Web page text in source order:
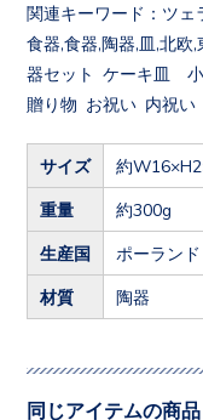
関連キーワード：ツェ
食器,食器,陶器,皿,北欧
器セット ケーキ皿
贈り物 お祝い 内祝い
サイズ 約
重量 約300g
生産国 ポーラン
材質 陶器
同じアイテムの商品